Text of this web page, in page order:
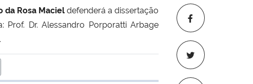
da Rosa Macieldefenderá a dissertação
Prof. Dr. Alessandro Porporatti Arbage
de transferência